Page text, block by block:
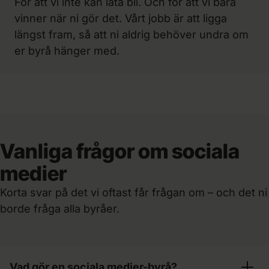
vinner när ni gör det. Vårt jobb är att ligga
längst fram, så att ni aldrig behöver undra om
er byrå hänger med.
Vanliga frågor om sociala
medier
Korta svar på det vi oftast får frågan om – och det ni
borde fråga alla byråer.